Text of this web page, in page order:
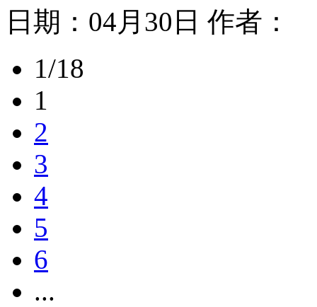
日期： 04月30日 作者：
1/18
1
2
3
4
5
6
...